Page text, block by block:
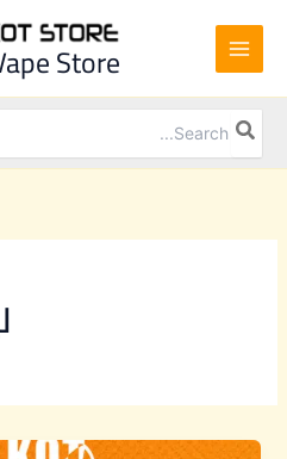
content
Store
Search
for: